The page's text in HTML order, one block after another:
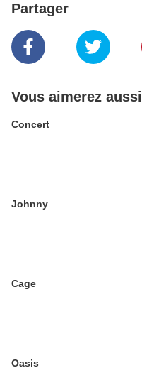
Partager
Vous aimerez aussi
Concert
Johnny
Cage
Oasis